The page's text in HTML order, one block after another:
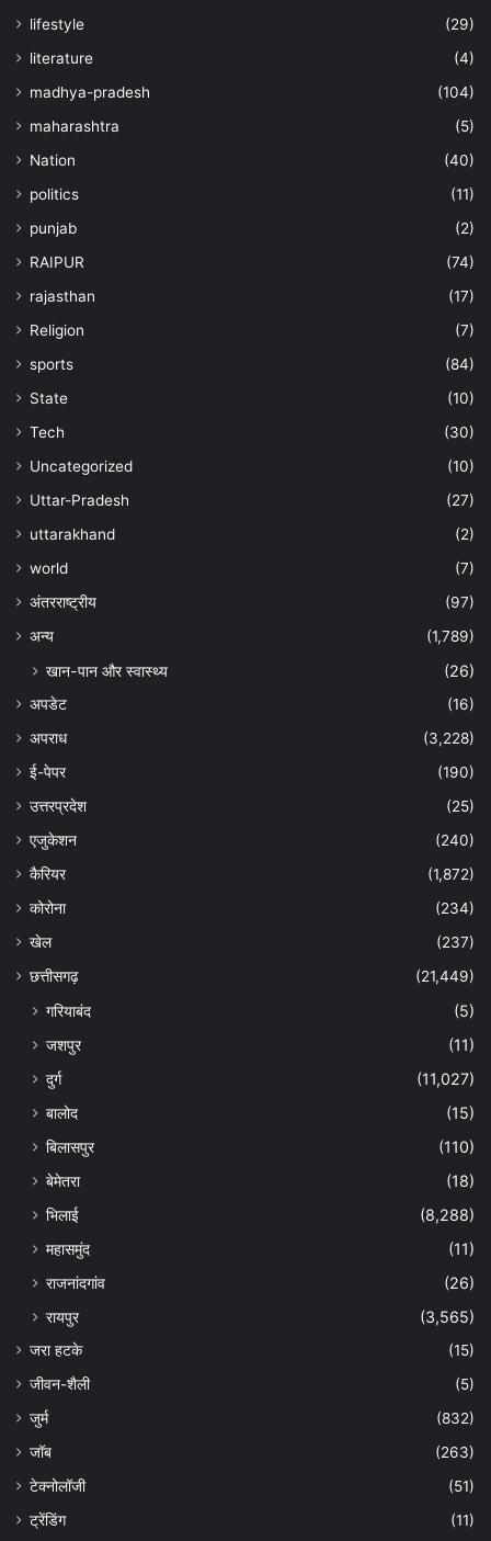
lifestyle
(29)
literature
(4)
madhya-pradesh
(104)
maharashtra
(5)
Nation
(40)
politics
(11)
punjab
(2)
RAIPUR
(74)
rajasthan
(17)
Religion
(7)
sports
(84)
State
(10)
Tech
(30)
Uncategorized
(10)
Uttar-Pradesh
(27)
uttarakhand
(2)
world
(7)
अंतरराष्ट्रीय
(97)
अन्‍य
(1,789)
खान-पान और स्वास्थ्य (26)
अपडेट
(16)
अपराध
(3,228)
ई-पेपर
(190)
उत्तरप्रदेश
(25)
एजुकेशन
(240)
कैरियर
(1,872)
कोरोना
(234)
खेल
(237)
छत्तीसगढ़
(21,449)
गरियाबंद
(5)
जशपुर
(11)
दुर्ग
(11,027)
बालोद
(15)
बिलासपुर
(110)
बेमेतरा
(18)
भिलाई
(8,288)
महासमुंद
(11)
राजनांदगांव
(26)
रायपुर
(3,565)
जरा हटके
(15)
जीवन-शैली
(5)
जुर्म
(832)
जॉब
(263)
टेक्नोलॉजी
(51)
ट्रेंडिंग
(11)